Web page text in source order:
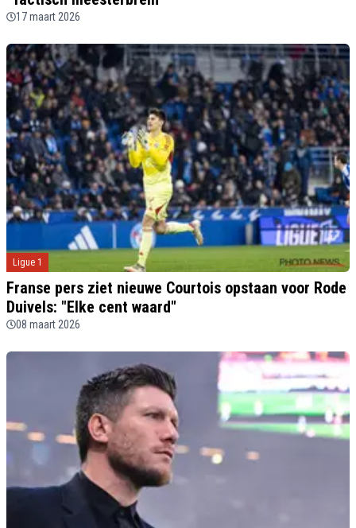
17 maart 2026
Ligue 1
Franse pers ziet nieuwe Courtois opstaan voor Rode
Duivels: "Elke cent waard"
08 maart 2026